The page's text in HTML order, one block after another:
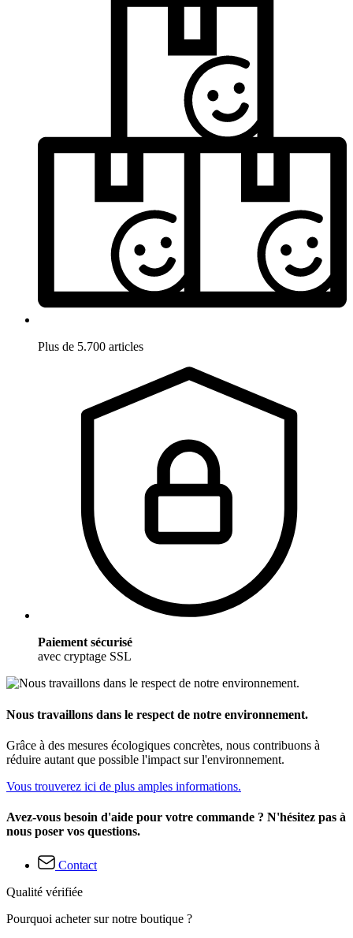
Plus de 5.700 articles
Paiement sécurisé
avec cryptage SSL
Nous travaillons dans le respect de notre environnement.
Grâce à des mesures écologiques concrètes, nous contribuons à
réduire autant que possible l'impact sur l'environnement.
Vous trouverez ici de plus amples informations.
Avez-vous besoin d'aide pour votre commande ? N'hésitez pas à
nous poser vos questions.
Contact
Qualité vérifiée
Pourquoi acheter sur notre boutique ?